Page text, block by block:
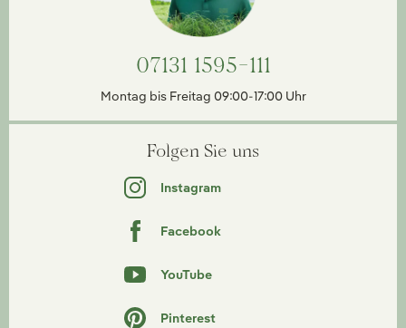
07131 1595-111
Montag bis Freitag 09:00-17:00 Uhr
Folgen Sie uns
Instagram
Facebook
YouTube
Pinterest